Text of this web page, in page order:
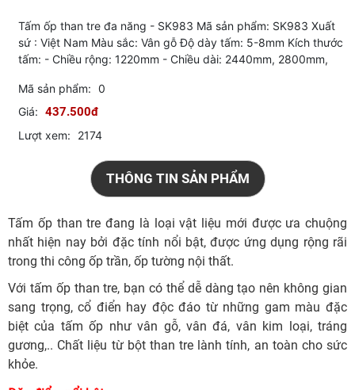
Tấm ốp than tre đa năng - SK983 Mã sản phẩm: SK983 Xuất
sứ : Việt Nam Màu sắc: Vân gỗ Độ dày tấm: 5-8mm Kích thước
tấm: - Chiều rộng: 1220mm - Chiều dài: 2440mm, 2800mm,
Mã sản phẩm: 0
Giá: 437.500đ
Lượt xem: 2174
THÔNG TIN SẢN PHẨM
Tấm ốp than tre đang là loại vật liệu mới được ưa chuộng
nhất hiện nay bởi đặc tính nổi bật, được ứng dụng rộng rãi
trong thi công ốp trần, ốp tường nội thất.
Với tấm ốp than tre, bạn có thể dễ dàng tạo nên không gian
sang trọng, cổ điển hay độc đáo từ những gam màu đặc
biệt của tấm ốp như vân gỗ, vân đá, vân kim loại, tráng
gương,.. Chất liệu từ bột than tre lành tính, an toàn cho sức
khỏe.